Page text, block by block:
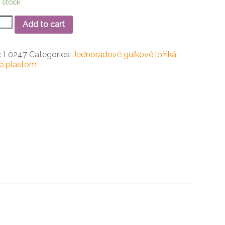
stock
Add to cart
L0247 Categories: Jednoradové guľkové ložiká
plastom